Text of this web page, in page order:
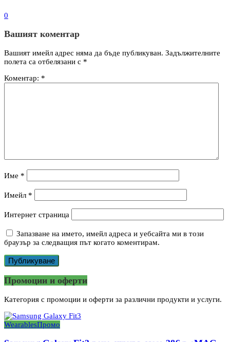
0
Вашият коментар
Вашият имейл адрес няма да бъде публикуван. Задължителните
полета са отбелязани с *
Коментар: *
Име *
Имейл *
Интернет страница
Запазване на името, имейл адреса и уебсайта ми в този
браузър за следващия път когато коментирам.
Промоции и оферти
Категория с промоции и оферти за различни продукти и услуги.
WearablesПромо